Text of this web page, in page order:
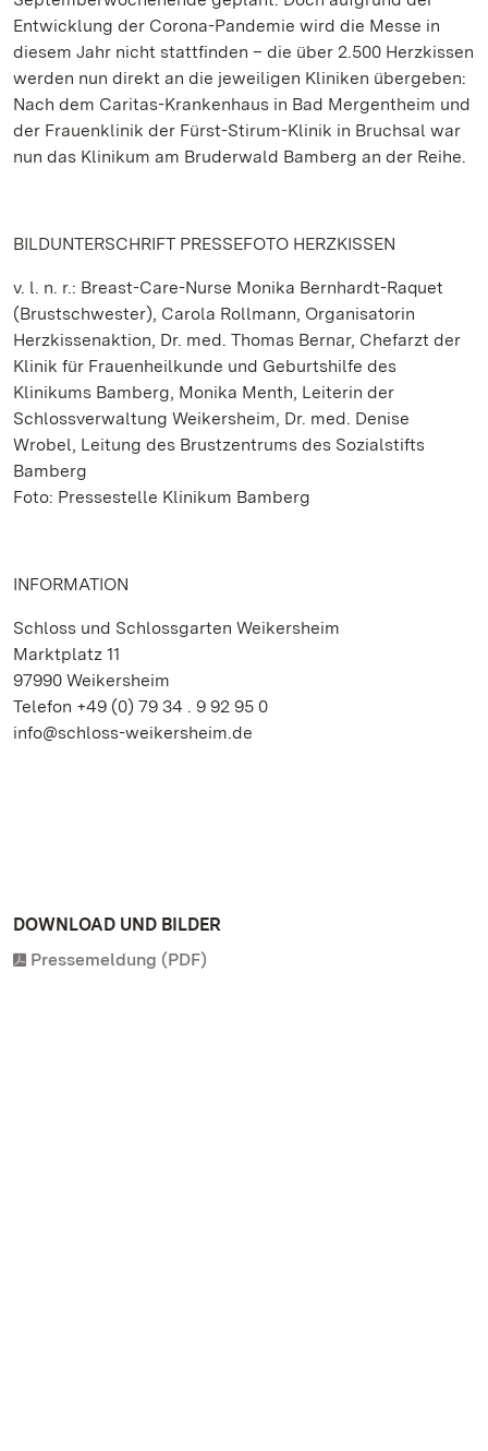
Entwicklung der Corona-Pandemie wird die Messe in
diesem Jahr nicht stattfinden – die über 2.500 Herzkissen
werden nun direkt an die jeweiligen Kliniken übergeben:
Nach dem Caritas-Krankenhaus in Bad Mergentheim und
der Frauenklinik der Fürst-Stirum-Klinik in Bruchsal war
nun das Klinikum am Bruderwald Bamberg an der Reihe.
BILDUNTERSCHRIFT PRESSEFOTO HERZKISSEN
v. l. n. r.: Breast-Care-Nurse Monika Bernhardt-Raquet
(Brustschwester), Carola Rollmann, Organisatorin
Herzkissenaktion, Dr. med. Thomas Bernar, Chefarzt der
Klinik für Frauenheilkunde und Geburtshilfe des
Klinikums Bamberg, Monika Menth, Leiterin der
Schlossverwaltung Weikersheim, Dr. med. Denise
Wrobel, Leitung des Brustzentrums des Sozialstifts
Bamberg
Foto: Pressestelle Klinikum Bamberg
INFORMATION
Schloss und Schlossgarten Weikersheim
Marktplatz 11
97990 Weikersheim
Telefon +49 (0) 79 34 . 9 92 95 0
info@schloss-weikersheim.de
DOWNLOAD UND BILDER
Pressemeldung (PDF)